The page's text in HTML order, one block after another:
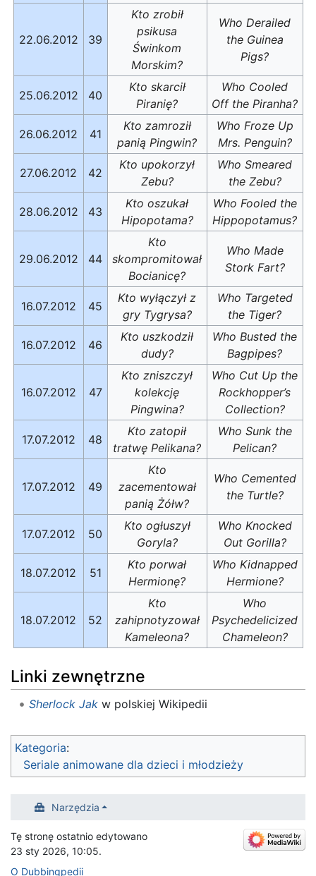
22.06.2012 39
Kto zrobił
psikusa
Świnkom
Morskim?
Who Derailed
the Guinea
Pigs?
25.06.2012 40
Kto skarcił
Piranię?
Who Cooled
Off the Piranha?
26.06.2012 41
Kto zamroził
panią Pingwin?
Who Froze Up
Mrs. Penguin?
27.06.2012 42
Kto upokorzył
Zebu?
Who Smeared
the Zebu?
28.06.2012 43
Kto oszukał
Hipopotama?
Who Fooled the
Hippopotamus?
29.06.2012 44
Kto
skompromitował
Bocianicę?
Who Made
Stork Fart?
16.07.2012 45
Kto wyłączył z
gry Tygrysa?
Who Targeted
the Tiger?
16.07.2012 46
Kto uszkodził
dudy?
Who Busted the
Bagpipes?
16.07.2012 47
Kto zniszczył
kolekcję
Pingwina?
Who Cut Up the
Rockhopper’s
Collection?
17.07.2012 48
Kto zatopił
tratwę Pelikana?
Who Sunk the
Pelican?
17.07.2012 49
Kto
zacementował
panią Żółw?
Who Cemented
the Turtle?
17.07.2012 50
Kto ogłuszył
Goryla?
Who Knocked
Out Gorilla?
18.07.2012 51
Kto porwał
Hermionę?
Who Kidnapped
Hermione?
18.07.2012 52
Kto
zahipnotyzował
Kameleona?
Who
Psychedelicized
Chameleon?
Linki zewnętrzne
Sherlock Jakw polskiej Wikipedii
Kategoria:
Seriale animowane dla dzieci i młodzieży
Narzędzia
Tę stronę ostatnio edytowano
23 sty 2026, 10:05.
O Dubbingpedii